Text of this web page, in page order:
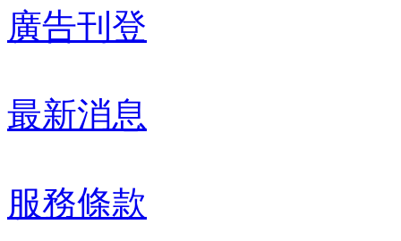
廣告刊登
最新消息
服務條款